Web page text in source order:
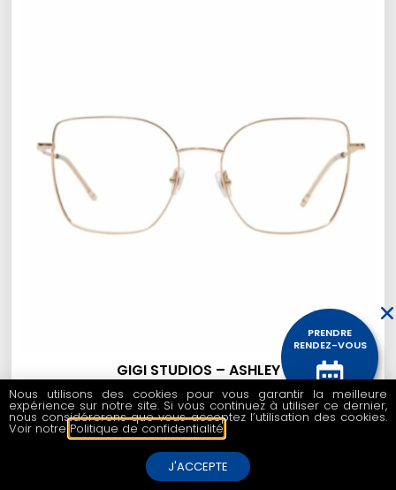
GIGI STUDIOS – ASHLEY
200,00 €
PRENDRE
RENDEZ-VOUS
CONTACTEZ
Nous utilisons des cookies pour vous garantir la meilleure
expérience sur notre site. Si vous continuez à utiliser ce dernier,
nous considérerons que vous acceptez l’utilisation des cookies.
Voir notre Politique de confidentialité
J'ACCEPTE